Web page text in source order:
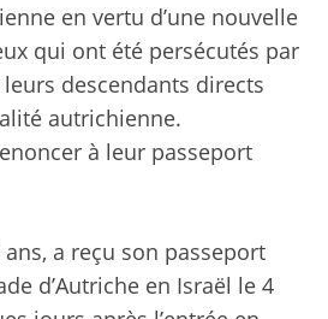
en vertu d’une nouvelle
qui ont été persécutés par
descendants directs
autrichienne.
à leur passeport
a reçu son passeport
d’Autriche en Israël le 4